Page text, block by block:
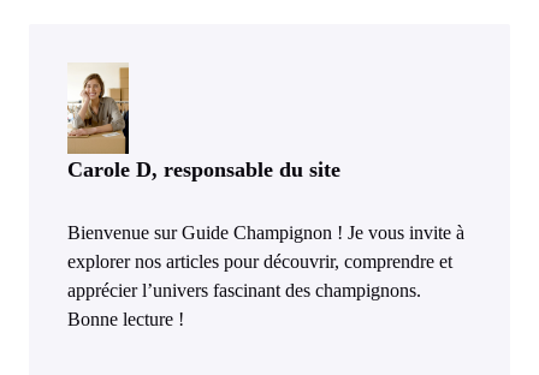
Carole D, responsable du site
Bienvenue sur Guide Champignon ! Je vous invite à
explorer nos articles pour découvrir, comprendre et
apprécier l’univers fascinant des champignons.
Bonne lecture !